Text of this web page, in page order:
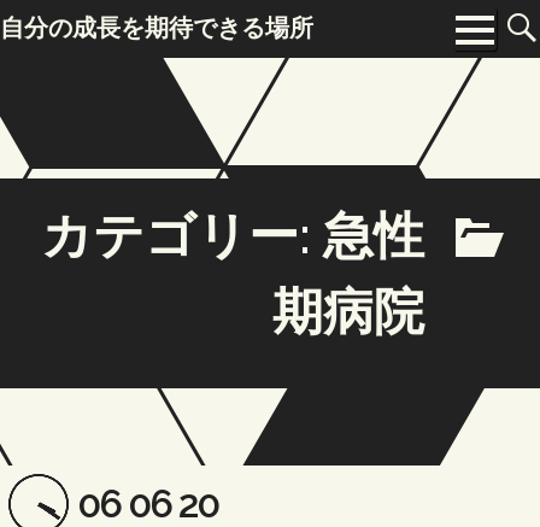
to
自分の成長を期待できる場所 Menu
カテゴリー: 急性
期病院
Posted
06 06 20Updated